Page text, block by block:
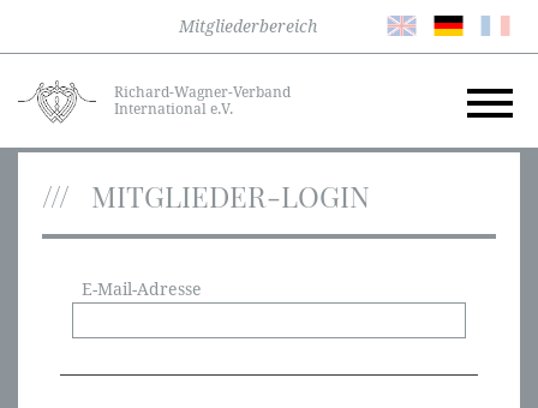
Mitgliederbereich
Richard-Wagner-Verband
International e.V.
MITGLIEDER-LOGIN
E-Mail-Adresse